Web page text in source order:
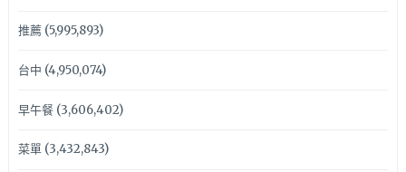
推薦(5,995,893)
台中 (4,950,074)
早午餐(3,606,402)
菜單(3,432,843)